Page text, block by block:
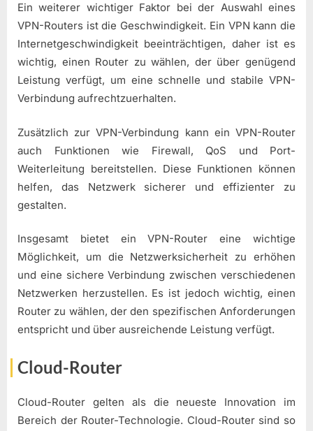
Ein weiterer wichtiger Faktor bei der Auswahl eines
VPN-Routers ist die Geschwindigkeit. Ein VPN kann die
Internetgeschwindigkeit beeinträchtigen, daher ist es
wichtig, einen Router zu wählen, der über genügend
Leistung verfügt, um eine schnelle und stabile VPN-
Verbindung aufrechtzuerhalten.
Zusätzlich zur VPN-Verbindung kann ein VPN-Router
auch Funktionen wie Firewall, QoS und Port-
Weiterleitung bereitstellen. Diese Funktionen können
helfen, das Netzwerk sicherer und effizienter zu
gestalten.
Insgesamt bietet ein VPN-Router eine wichtige
Möglichkeit, um die Netzwerksicherheit zu erhöhen
und eine sichere Verbindung zwischen verschiedenen
Netzwerken herzustellen. Es ist jedoch wichtig, einen
Router zu wählen, der den spezifischen Anforderungen
entspricht und über ausreichende Leistung verfügt.
Cloud-Router
Cloud-Router gelten als die neueste Innovation im
Bereich der Router-Technologie. Cloud-Router sind so